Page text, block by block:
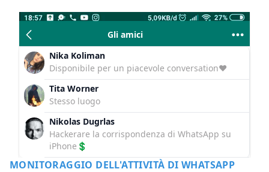
Gli amici
Nika Koliman
Disponibile per un piacevole conversation❤️
Tita Worner
Stesso luogo
Nikolas Dugrlas
Hackerare la corrispondenza di WhatsApp su
iPhone💲
MONITORAGGIO DELL'ATTIVITÀ DI WHATSAPP